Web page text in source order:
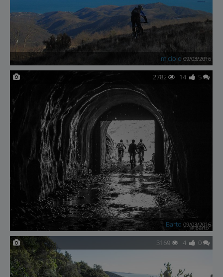
miciolo 09/03/2016
2782 14 5
Barto 09/03/2016
3169 4 0